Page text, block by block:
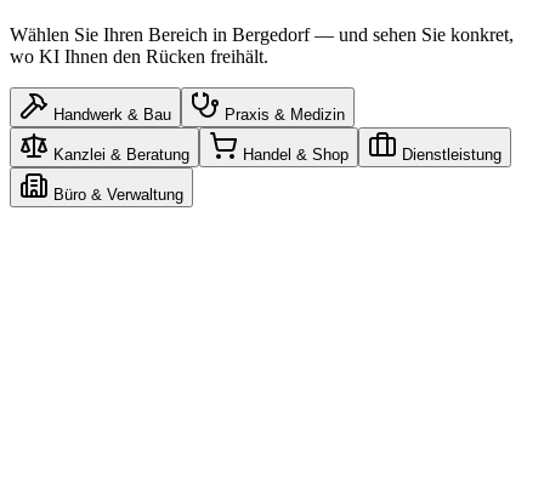
Wählen Sie Ihren Bereich in Bergedorf— und sehen Sie konkret,
wo KI Ihnen den Rücken freihält.
Handwerk & Bau Praxis & Medizin
Kanzlei & Beratung Handel & Shop Dienstleistung
Büro & Verwaltung